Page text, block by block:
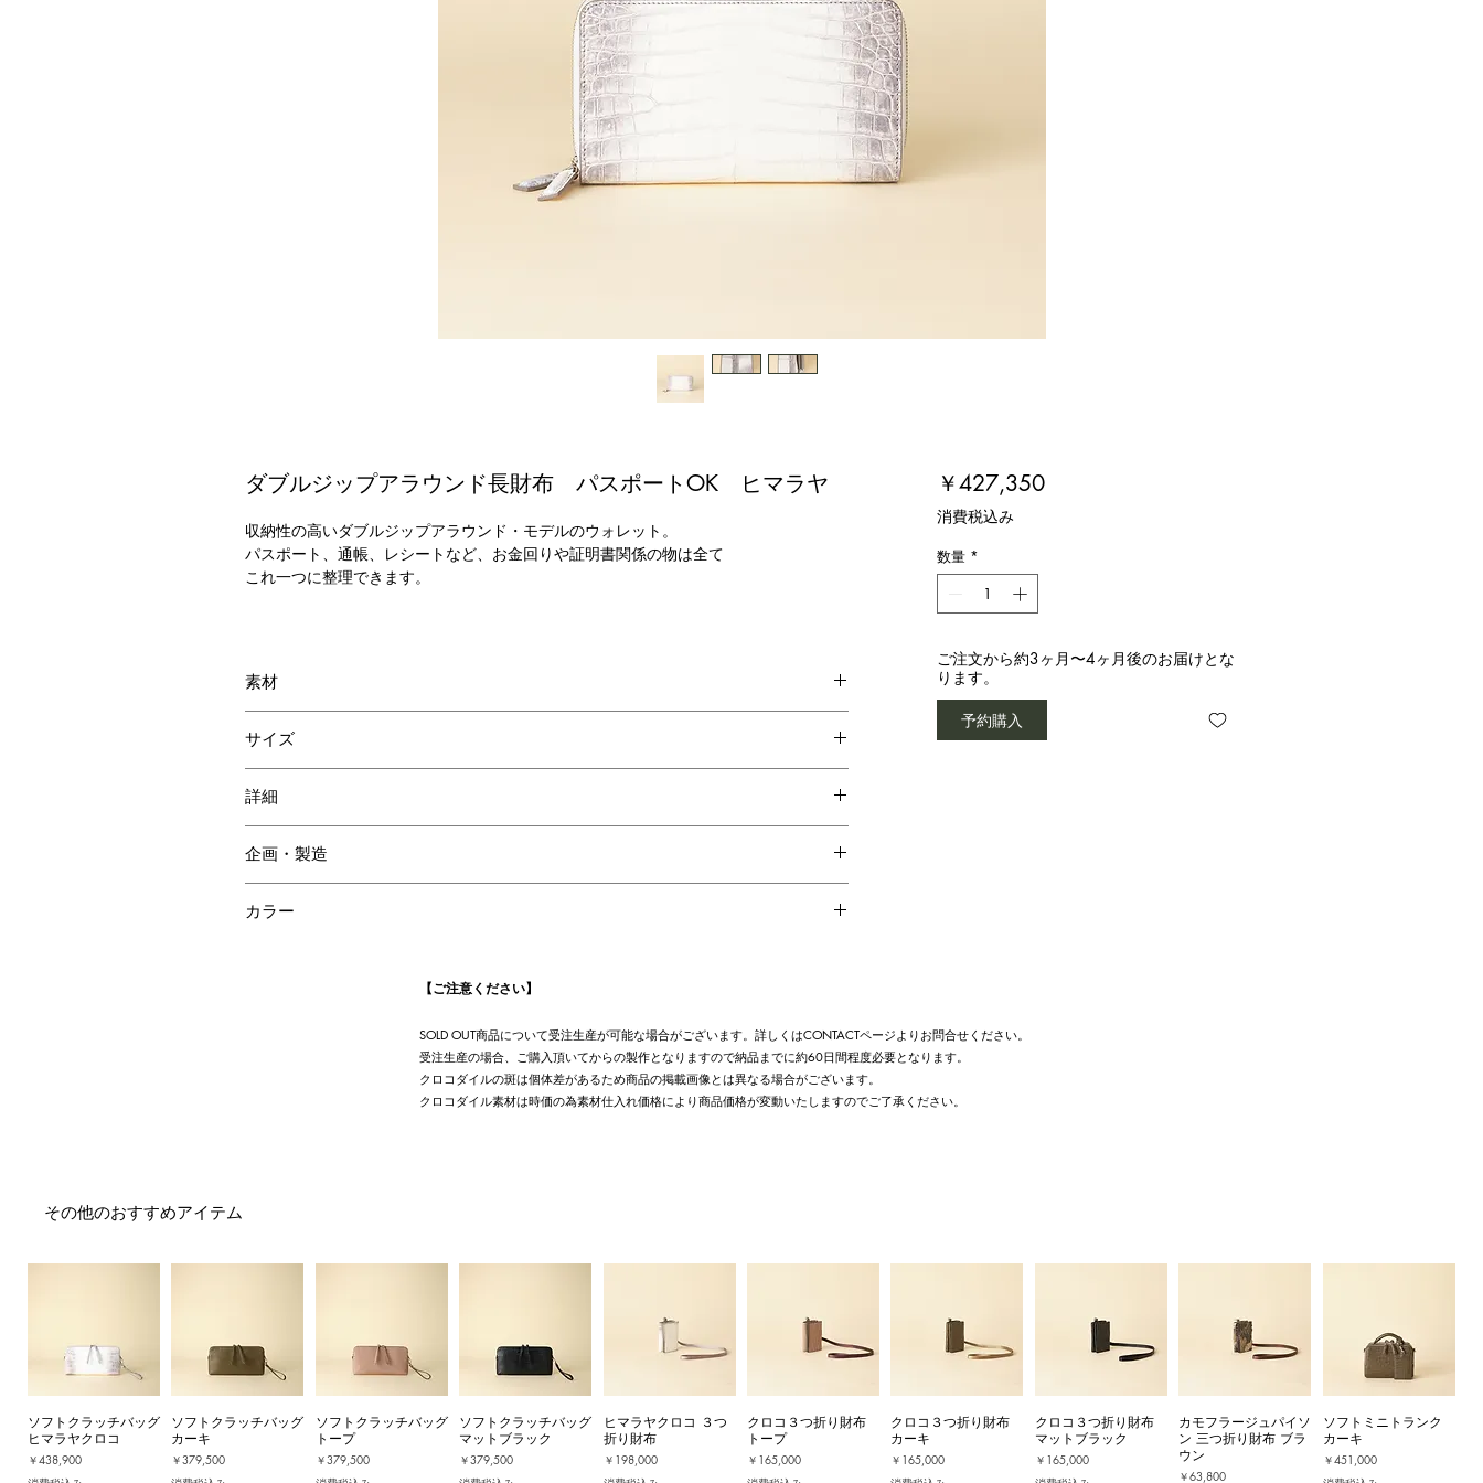
ダブルジップアラウンド長財布 パスポートOK ヒマラヤ
収納性の高いダブルジップアラウンド・モデルのウォレット。
パスポート、通帳、レシートなど、お金回りや証明書関係の物は全て
これ一つに整理できます。
素材
内装：ナイルクロコダイル/牛革
サイズ
詳細
クレジットカードケース 13
ジッパー付コインポケット 1
企画・製造
カラー
￥427,350価
消費税込み
数量 *
ご注文から約3ヶ月〜4ヶ月後のお届けとな
ります。
予約購入
【ご注意ください】
SOLD OUT商品について受注生産が可能な場合がございます。詳しくはCONTACTページよりお問合せください。
受注生産の場合、ご購入頂いてからの製作となりますので納品までに約60日間程度必要となります。
クロコダイルの斑は個体差があるため商品の掲載画像とは異なる場合がございます。
クロコダイル素材は時価の為素材仕入れ価格により商品価格が変動いたしますのでご了承ください。
その他のおすすめアイテム
ソフトクラッチバッグ
ヒマラヤクロコ
価格
￥438,900
ソフトクラッチバッグ
カーキ
価格
￥379,500
ソフトクラッチバッグ
トープ
価格
￥379,500
ソフトクラッチバッグ
マットブラック
価格
￥379,500
ヒマラヤクロコ ３つ
折り財布
価格
￥198,000
クロコ３つ折り財布
トープ
価格
￥165,000
クロコ３つ折り財布
カーキ
価格
￥165,000
クロコ３つ折り財布
マットブラック
価格
￥165,000
カモフラージュパイソ
ン 三つ折り財布 ブラ
ウン
価格
￥63,800
ソフトミニトランク
カーキ
価格
￥451,000